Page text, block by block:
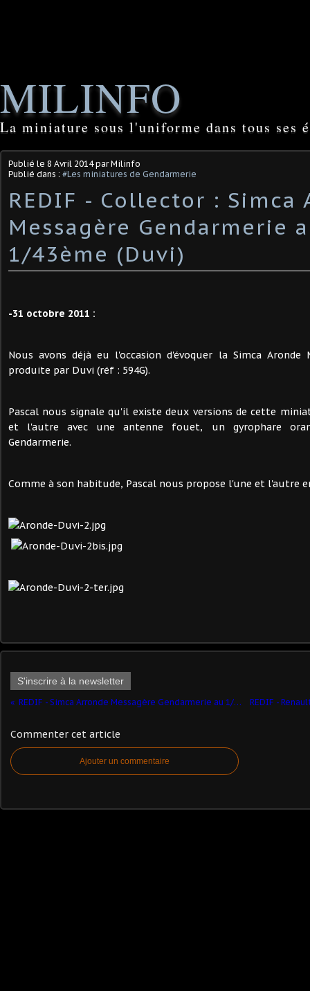
MILINFO
La miniature sous l'uniforme dans tous ses
Publié le 8 Avril 2014par Milinfo
Publié dans : #Les miniatures de Gendarmerie
REDIF - Collector : Simca
Messagère Gendarmerie
1/43ème (Duvi)
-31 octobre 2011 :
Nous avons déjà eu l'occasion d'évoquer la Simca Aronde
produite par Duvi (réf : 594G).
Pascal nous signale qu'il existe deux versions de cette
et l'autre avec une antenne fouet, un gyrophare
Gendarmerie.
Comme à son habitude, Pascal nous propose l'une et l'autre
S'inscrire à la newsletter
REDIF - Simca Arronde Messagère Gendarmerie au 1/43ème (DUVI)
Commenter cet article
Ajouter un commentaire